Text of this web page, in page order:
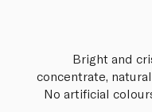
Bright and
concentrate,
No artificial